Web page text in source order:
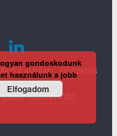
ajánlat
Előfizetés
2026KaliberInfo
gondoskodunk
használunk a jobb
Elfogadom